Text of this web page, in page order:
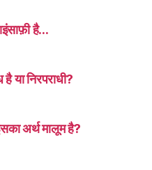
है…
या निरपराधी?
अर्थ मालूम है?